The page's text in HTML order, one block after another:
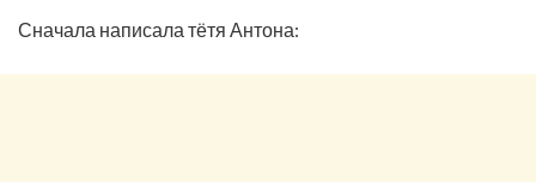
Сначала написала тётя Антона: